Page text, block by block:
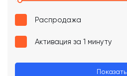
Распродажа
Активация за 1 минуту
Показать